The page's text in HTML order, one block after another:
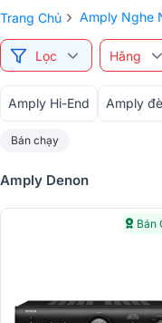
Trang Chủ › Amply Nghe
Lọc Hãng
Amply Hi-End Amply
Bán chạy
Amply Denon
Bán